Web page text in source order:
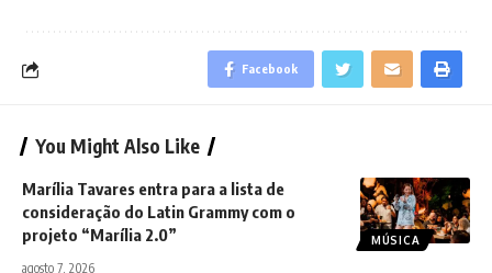
Facebook
You Might Also Like
MÚSICA
Marília Tavares entra para a lista de
consideração do Latin Grammy com o
projeto “Marília 2.0”
agosto 7, 2026